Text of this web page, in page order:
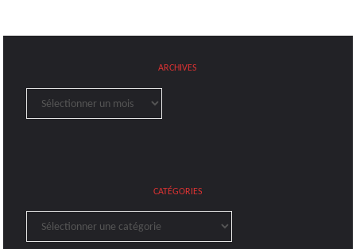
ARCHIVES
Archives
CATÉGORIES
Catégories